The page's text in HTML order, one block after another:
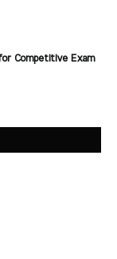
Competitive Exam